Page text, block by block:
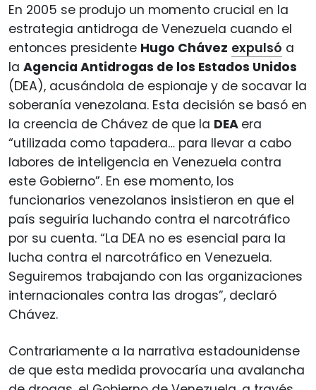
En 2005 se produjo un momento crucial en la
estrategia antidroga de Venezuela cuando el
entonces presidente Hugo Chávez expulsó a
la Agencia Antidrogas de los Estados Unidos
(DEA), acusándola de espionaje y de socavar la
soberanía venezolana. Esta decisión se basó en
la creencia de Chávez de que la DEA era
“utilizada como tapadera… para llevar a cabo
labores de inteligencia en Venezuela contra
este Gobierno”. En ese momento, los
funcionarios venezolanos insistieron en que el
país seguiría luchando contra el narcotráfico
por su cuenta. “La DEA no es esencial para la
lucha contra el narcotráfico en Venezuela.
Seguiremos trabajando con las organizaciones
internacionales contra las drogas”, declaró
Chávez.
Contrariamente a la narrativa estadounidense
de que esta medida provocaría una avalancha